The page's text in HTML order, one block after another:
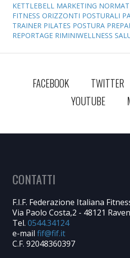
KETTLEBELL MARKETING
FITNESS ORIZZONTI POSTURALI
TRAINER PILATES POSTURA
REPORTAGE RIMINIWELLNESS
FACEBOOK TWITTER
YOUTUBE
CONTATTI
F.I.F. Federazione Italiana
Via Paolo Costa,2 - 48121
Tel. 0544.34124
e-mail
C.F. 92048360397